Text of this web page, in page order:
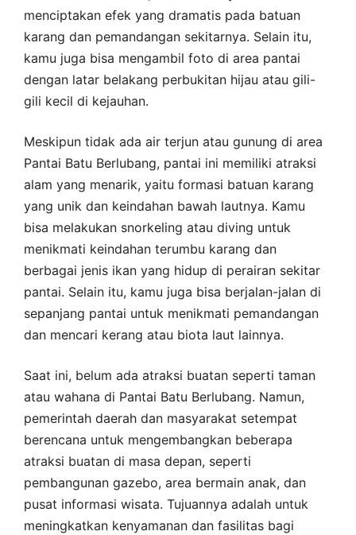
menciptakan efek yang dramatis pada batuan
karang dan pemandangan sekitarnya. Selain itu,
kamu juga bisa mengambil foto di area pantai
dengan latar belakang perbukitan hijau atau gili-
gili kecil di kejauhan.
Meskipun tidak ada air terjun atau gunung di area
Pantai Batu Berlubang, pantai ini memiliki atraksi
alam yang menarik, yaitu formasi batuan karang
yang unik dan keindahan bawah lautnya. Kamu
bisa melakukan snorkeling atau diving untuk
menikmati keindahan terumbu karang dan
berbagai jenis ikan yang hidup di perairan sekitar
pantai. Selain itu, kamu juga bisa berjalan-jalan di
sepanjang pantai untuk menikmati pemandangan
dan mencari kerang atau biota laut lainnya.
Saat ini, belum ada atraksi buatan seperti taman
atau wahana di Pantai Batu Berlubang. Namun,
pemerintah daerah dan masyarakat setempat
berencana untuk mengembangkan beberapa
atraksi buatan di masa depan, seperti
pembangunan gazebo, area bermain anak, dan
pusat informasi wisata. Tujuannya adalah untuk
meningkatkan kenyamanan dan fasilitas bagi